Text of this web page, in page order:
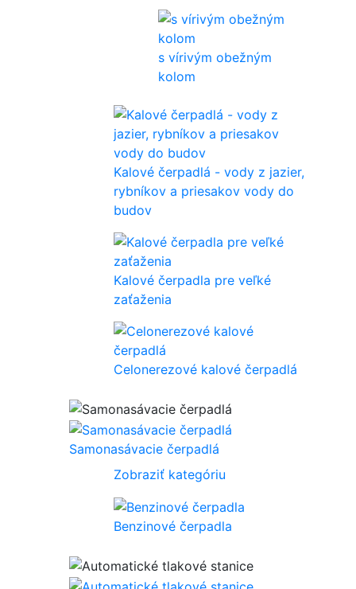
s vírivým obežným
kolom
Kalové čerpadlá - vody z jazier,
rybníkov a priesakov vody do
budov
Kalové čerpadla pre veľké
zaťaženia
Celonerezové kalové čerpadlá
Samonasávacie čerpadlá
Zobraziť kategóriu
Benzinové čerpadla